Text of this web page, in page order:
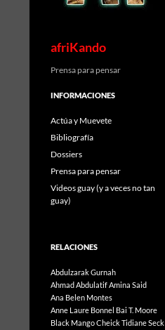
afriKando
Prensa para pensar
INFORMACIONES
Actúa y Muevete
Bibliografía
Dossiers
Prensa para pensar
Videos guay (y a veces no tan
guay)
RELACIONES
Abdulzarak Gurnah
Ahmad AbdulatifAmina Said
Ana Belen Montes
Anne Laure Bonnel Bai T. Moore
Black MangoCheick Tidiane Seck